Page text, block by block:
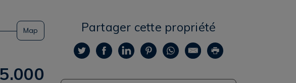
Map Partager cette propriété